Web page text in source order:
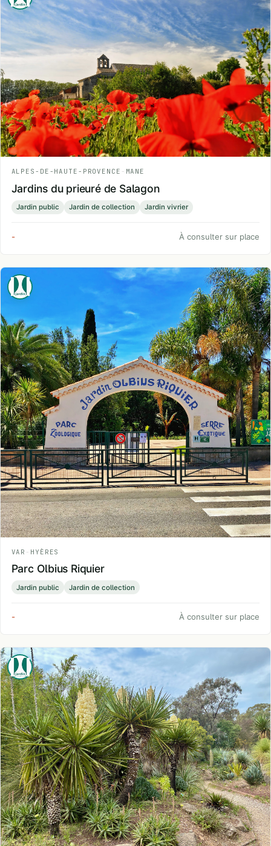
ALPES-DE-HAUTE-PROVENCE - MANE
Jardins du prieuré de Salagon
Jardin public Jardin de collection Jardin vivrier
- À consulter sur place
VAR - HYÈRES
Parc Olbius Riquier
Jardin public Jardin de collection
- À consulter sur place